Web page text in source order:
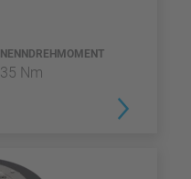
NENNDREHMOMENT
35 Nm